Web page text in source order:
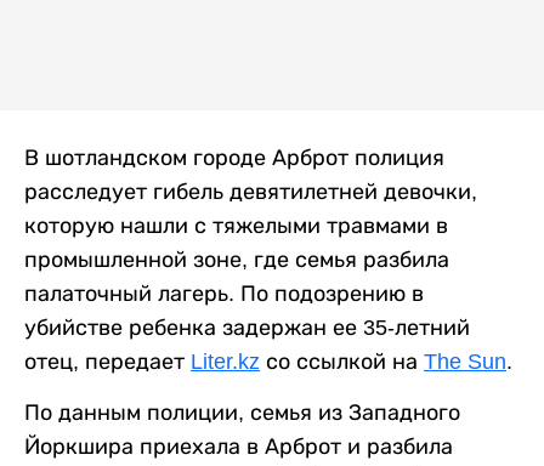
В шотландском городе Арброт полиция
расследует гибель девятилетней девочки,
которую нашли с тяжелыми травмами в
промышленной зоне, где семья разбила
палаточный лагерь. По подозрению в
убийстве ребенка задержан ее 35-летний
отец, передает Liter.kz со ссылкой на The Sun.
По данным полиции, семья из Западного
Йоркшира приехала в Арброт и разбила